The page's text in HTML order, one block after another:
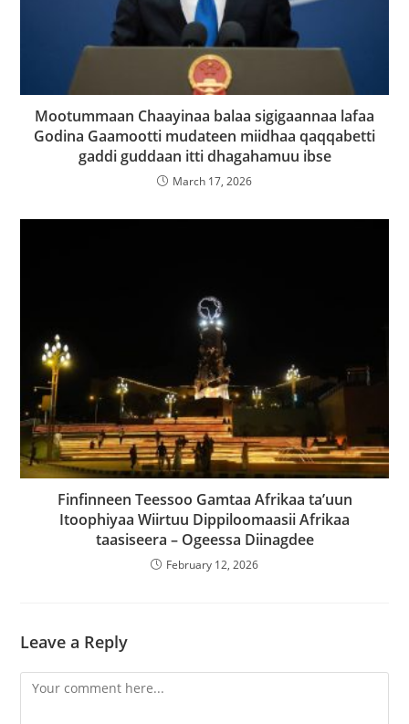
Mootummaan Chaayinaa balaa sigigaannaa lafaa
Godina Gaamootti mudateen miidhaa qaqqabetti
gaddi guddaan itti dhagahamuu ibse
March 17, 2026
Finfinneen Teessoo Gamtaa Afrikaa ta’uun
Itoophiyaa Wiirtuu Dippiloomaasii Afrikaa
taasiseera – Ogeessa Diinagdee‎
February 12, 2026
Leave a Reply